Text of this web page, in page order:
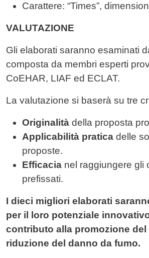
Carattere: “Times”,
VALUTAZIONE
Gli elaborati saranno esaminati
composta da membri esperti
CoEHAR, LIAF ed ECLAT.
La valutazione si baserà su tre
Originalità della proposta
Applicabilità pratica delle
proposte.
Efficacia nel raggiungere gli
prefissati.
I dieci migliori elaborati
per il loro potenziale
contributo alla promozione
riduzione del danno da fumo.